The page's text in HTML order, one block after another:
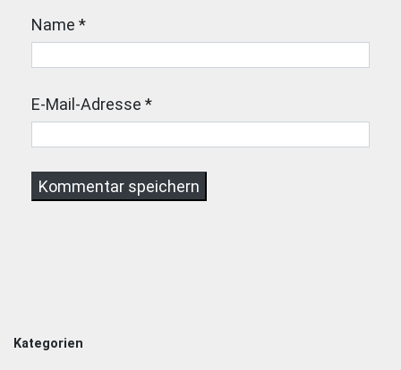
Name *
E-Mail-Adresse *
Kategorien